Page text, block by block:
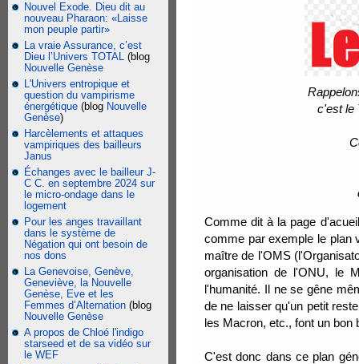
Nouvel Exode. Dieu dit au
nouveau Pharaon: «Laisse
mon peuple partir»
La vraie Assurance, c’est
Dieu l’Univers TOTAL (blog
Nouvelle Genèse
L'Univers entropique et
question du vampirisme
énergétique (blog Nouvelle
Genèse)
Harcèlements et attaques
vampiriques des bailleurs
Janus
Échanges avec le bailleur J-
C C. en septembre 2024 sur
le micro-ondage dans le
logement
Pour les anges travaillant
dans le système de
Négation qui ont besoin de
nos dons
La Genevoise, Genève,
Geneviève, la Nouvelle
Genèse, Eve et les
Femmes d’Alternation (blog
Nouvelle Genèse
A propos de Chloé l'indigo
starseed et de sa vidéo sur
le WEF
c'est le
Comme dit à la page
comme par exemple le plan
maître de l'OMS
organisation de l'ONU, le
l'humanité. Il ne se gêne
de ne laisser qu'un petit
les Macron, etc., font un bon
C'est donc dans ce plan